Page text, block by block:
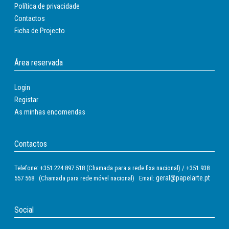
Ricoh compatível
Samsung
Samsung compatível
Sharp
Toshiba compatível
Xerox
Xerox compatível
Política de privacidade
Contactos
Ficha de Projecto
Área reservada
Login
Registar
As minhas encomendas
Contactos
Telefone: +351 224 897 518 (Chamada para a rede fixa nacional) / +351 938
557 568 (Chamada para rede móvel nacional) Email: geral@papelarte.pt
Social